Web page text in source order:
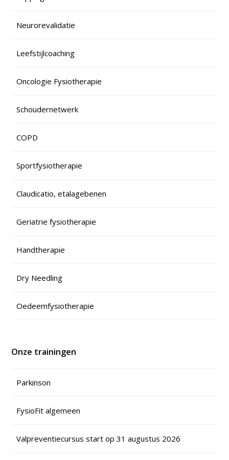
Neurorevalidatie
Leefstijlcoaching
Oncologie Fysiotherapie
Schoudernetwerk
COPD
Sportfysiotherapie
Claudicatio, etalagebenen
Geriatrie fysiotherapie
Handtherapie
Dry Needling
Oedeemfysiotherapie
Onze trainingen
Parkinson
FysioFit algemeen
Valpreventiecursus start op 31 augustus 2026